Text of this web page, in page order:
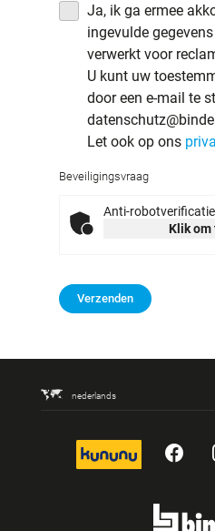
Ja, ik ga ermee
ingevulde
verwerkt voor
U kunt uw
door een e-mail te
Let ook op ons
Beveiligingsvraag
Anti-robotverificatie
Klik om
Verzenden
nederlands
kununu